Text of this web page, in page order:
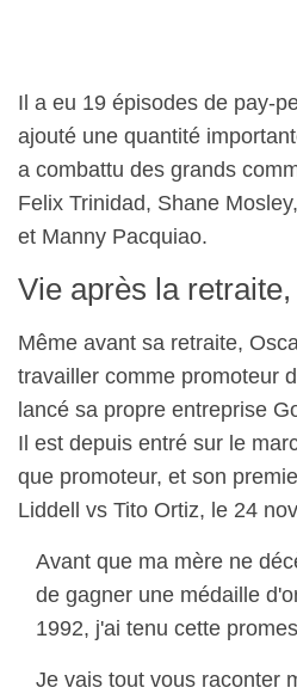
Il a eu 19 épisodes de pay-
ajouté une quantité
a combattu des grands
Felix Trinidad, Shane
et Manny Pacquiao.
Vie après la
Même avant sa retraite,
travailler comme promoteur
lancé sa propre entreprise
Il est depuis entré sur le
que promoteur, et son
Liddell vs Tito Ortiz, le 24
Avant que ma mère ne
de gagner une médaille
1992, j'ai tenu cette
Je vais tout vous raconter